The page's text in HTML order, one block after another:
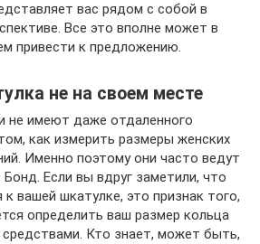
вас рядом с собой в
Все это вполне может в
привести к предложению.
не на своем месте
не имеют даже отдаленного
как измерить размеры женских
Именно поэтому они часто ведут
Если вы вдруг заметили, что
вашей шкатулке, это признак того,
определить ваш размер кольца
Кто знает, может быть,